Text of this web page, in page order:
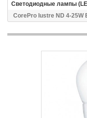
Светодиодные лампы
CorePro lustre ND 4-25W